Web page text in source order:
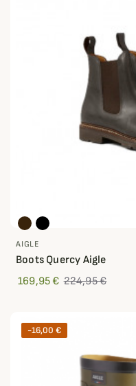
AIGLE
Boots Quercy Aigle
169,95 € 224,95 €
-16,00 €